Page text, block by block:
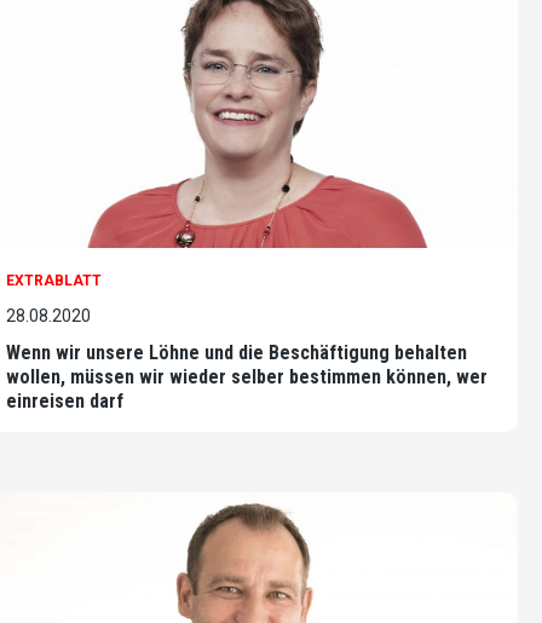
EXTRABLATT
28.08.2020
Wenn wir unsere Löhne und die Beschäftigung behalten
wollen, müssen wir wieder selber bestimmen können, wer
einreisen darf